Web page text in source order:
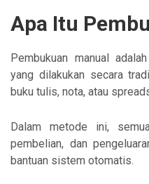
Apa Itu
Pembukuan manual
yang dilakukan secara
buku tulis, nota, atau
Dalam metode ini,
pembelian, dan
bantuan sistem otomatis.